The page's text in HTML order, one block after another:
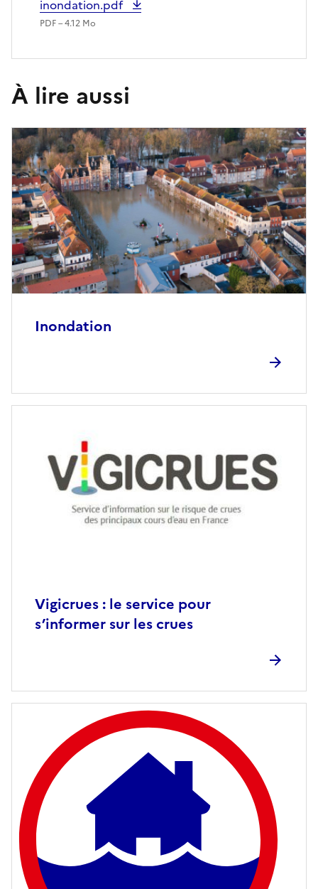
inondation.pdf
PDF – 4.12 Mo
À lire aussi
Inondation
Vigicrues : le service pour
s’informer sur les crues